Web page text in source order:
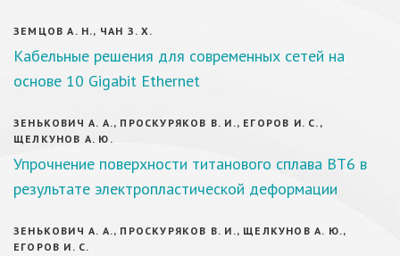
ЗЕМЦОВ А. Н., ЧАН З. Х.
Кабельные решения для современных сетей на
основе 10 Gigabit Ethernet
ЗЕНЬКОВИЧ А. А., ПРОСКУРЯКОВ В. И., ЕГОРОВ И. С.,
ЩЕЛКУНОВ А. Ю.
Упрочнение поверхности титанового сплава ВТ6 в
результате электропластической деформации
ЗЕНЬКОВИЧ А. А., ПРОСКУРЯКОВ В. И., ЩЕЛКУНОВ А. Ю.,
ЕГОРОВ И. С.